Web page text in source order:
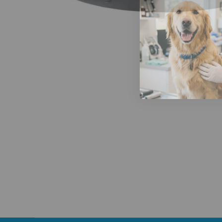
Abrir elemento multimedia 1 en una ventana modal